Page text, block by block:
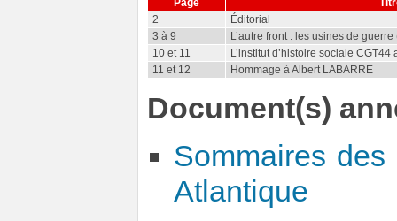
Page
2
Éditorial
3 à 9
L’autre front : les usines de
10 et 11
L’institut d’histoire sociale CGT44
11 et 12
Hommage à Albert LABARRE
Document(s)
Sommaires
Atlantique